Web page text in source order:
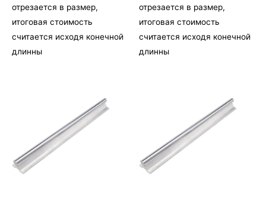
5
отрезается в размер,
итоговая стоимость
считается исходя конечной
длинны
5
отрезается в размер,
итоговая стоимость
считается исходя конечной
длинны